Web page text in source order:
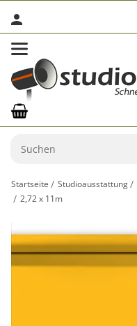
Startseite Studioausstattung
2,72 x 11m